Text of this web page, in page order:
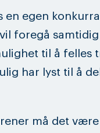
en egen
foregå
til å felles
har lyst til å
må det